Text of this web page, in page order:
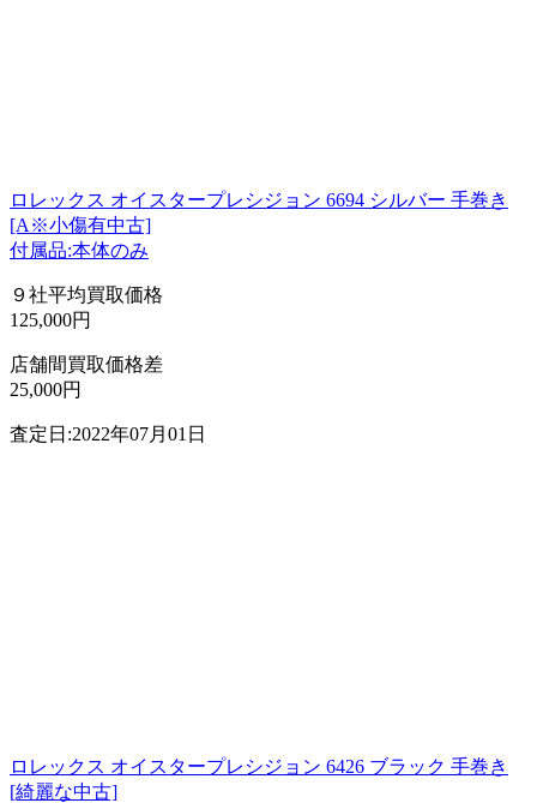
ロレックス オイスタープレシジョン 6694 シルバー 手巻き
[A※小傷有中古]
付属品:本体のみ
９社平均買取価格
125,000円
店舗間買取価格差
25,000円
査定日:2022年07月01日
ロレックス オイスタープレシジョン 6426 ブラック 手巻き
[綺麗な中古]